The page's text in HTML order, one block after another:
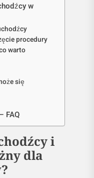
w
procedury
warto
się
FAQ
i
dla